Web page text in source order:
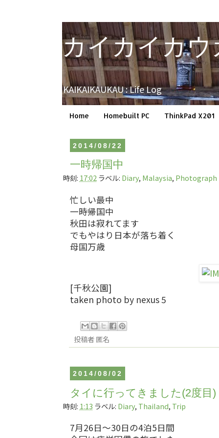
カイカイカウ
KAIKAIKAUKAU : Life Log
Home Homebuilt PC ThinkPad X201
2014/08/22
一時帰国中
時刻: 17:02 ラベル: Diary, Malaysia, Photograph
忙しい最中
一時帰国中
秋田は寂れてます
でもやはり日本が落ち着く
母国万歳
[千秋公園]
taken photo by nexus 5
投稿者匿名
2014/08/02
タイに行ってきました(2度目)
時刻: 1:13 ラベル: Diary, Thailand, Trip
7月26日～30日の4泊5日間